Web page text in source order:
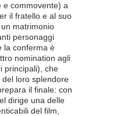
e commovente) a
il fratello e al suo
matrimonio
personaggi
la conferma è
nomination agli
principali), che
loro splendore
il finale: con
dirige una delle
del film,